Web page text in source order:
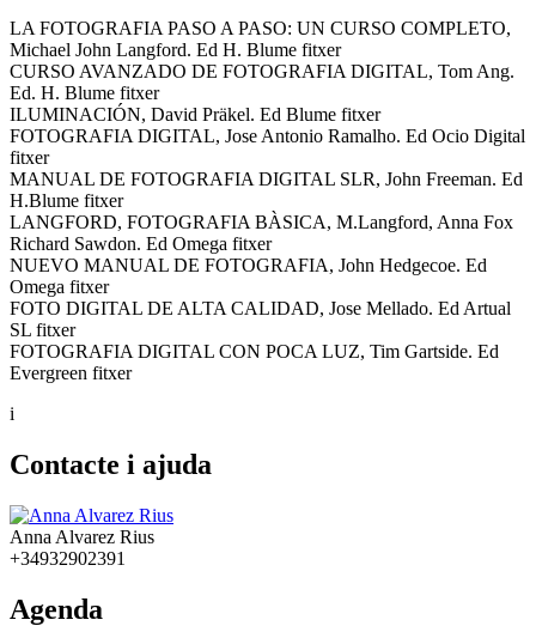
LA FOTOGRAFIA PASO A PASO: UN CURSO COMPLETO,
Michael John Langford. Ed H. Blume fitxer
CURSO AVANZADO DE FOTOGRAFIA DIGITAL, Tom Ang.
Ed. H. Blume fitxer
ILUMINACIÓN, David Präkel. Ed Blume fitxer
FOTOGRAFIA DIGITAL, Jose Antonio Ramalho. Ed Ocio Digital
fitxer
MANUAL DE FOTOGRAFIA DIGITAL SLR, John Freeman. Ed
H.Blume fitxer
LANGFORD, FOTOGRAFIA BÀSICA, M.Langford, Anna Fox
Richard Sawdon. Ed Omega fitxer
NUEVO MANUAL DE FOTOGRAFIA, John Hedgecoe. Ed
Omega fitxer
FOTO DIGITAL DE ALTA CALIDAD, Jose Mellado. Ed Artual
SL fitxer
FOTOGRAFIA DIGITAL CON POCA LUZ, Tim Gartside. Ed
Evergreen fitxer
i
Contacte i ajuda
Anna Alvarez Rius
+34932902391
Agenda